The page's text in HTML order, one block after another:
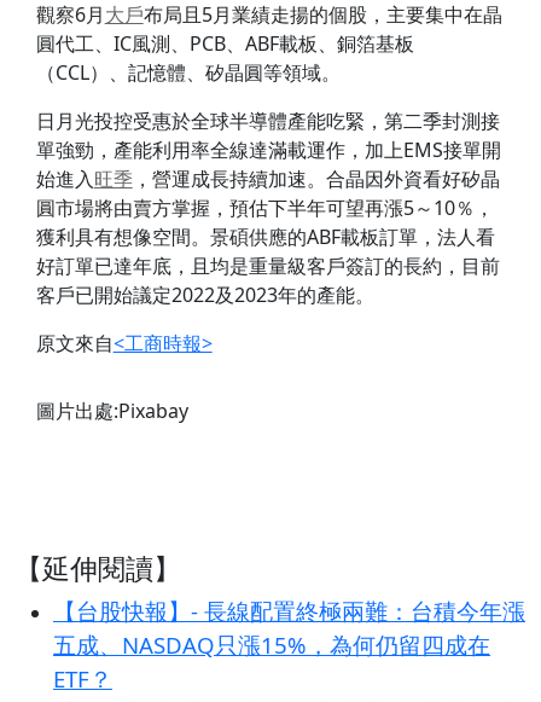
觀察6月大戶布局且5月業績走揚的個股，主要集中在晶
圓代工、IC風測、PCB、ABF載板、銅箔基板
（CCL）、記憶體、矽晶圓等領域。
日月光投控受惠於全球半導體產能吃緊，第二季封測接
單強勁，產能利用率全線達滿載運作，加上EMS接單開
始進入旺季，營運成長持續加速。合晶因外資看好矽晶
圓市場將由賣方掌握，預估下半年可望再漲5～10％，
獲利具有想像空間。景碩供應的ABF載板訂單，法人看
好訂單已達年底，且均是重量級客戶簽訂的長約，目前
客戶已開始議定2022及2023年的產能。
原文來自<工商時報>
圖片出處:Pixabay
【延伸閱讀】
【台股快報】- 長線配置終極兩難：台積今年漲
五成、NASDAQ只漲15%，為何仍留四成在
ETF？